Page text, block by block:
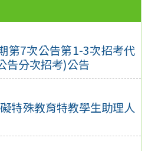
第7次公告第1-3次招考代
告分次招考)公告
特殊教育特教學生助理人